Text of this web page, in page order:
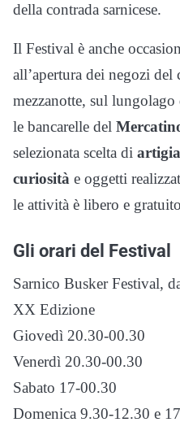
della contrada sarnicese.
Il Festival è anche
all’apertura dei negozi
mezzanotte, sul lungolago
le bancarelle del
selezionata scelta di
curiosità e oggetti
le attività è libero e
Gli orari del Festival
Sarnico Busker Festival,
XX Edizione
Giovedì 20.30-00.30
Venerdì 20.30-00.30
Sabato 17-00.30
Domenica 9.30-12.30 e